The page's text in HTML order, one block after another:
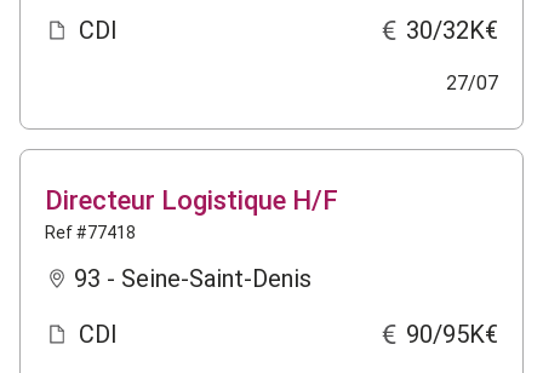
CDI
30/32K€
27/07
Directeur Logistique H/F
Ref #77418
93 - Seine-Saint-Denis
CDI
90/95K€